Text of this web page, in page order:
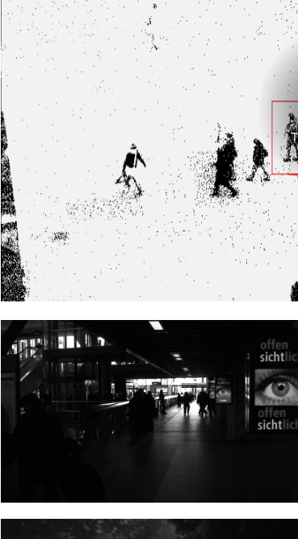
Gutscheine
& Filmpässe
Account
Suche